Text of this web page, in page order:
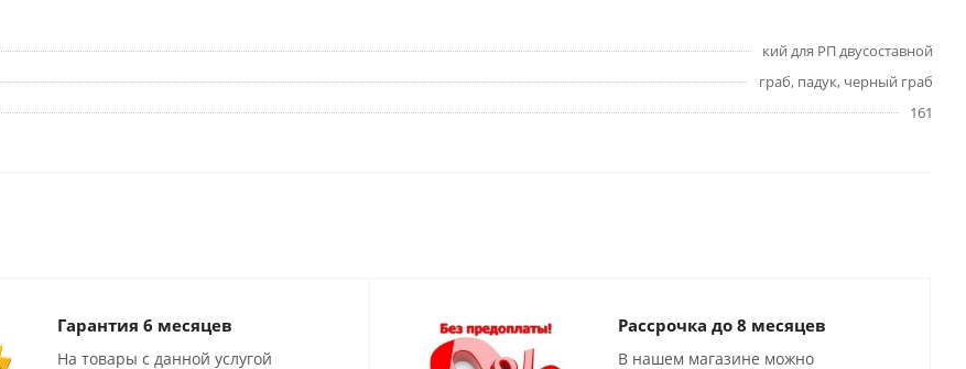
кий для РП двусоставной
граб, падук, черный граб
161
Гарантия 6 месяцев
На товары с данной услугой
Рассрочка до 8 месяцев
В нашем магазине можно